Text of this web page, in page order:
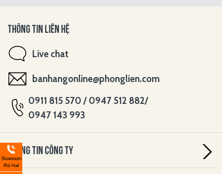
Showroom
Phố Huế
THÔNG TIN LIÊN HỆ
Live chat
banhangonline@phonglien.com
0911 815 570 / 0947 512 882/
0947 143 993
THÔNG TIN CÔNG TY